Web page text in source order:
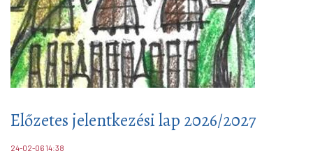
Előzetes jelentkezési lap 2026/2027
24-02-06 14:38